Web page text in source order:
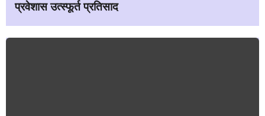
प्रवेशास उत्स्फूर्त प्रतिसाद